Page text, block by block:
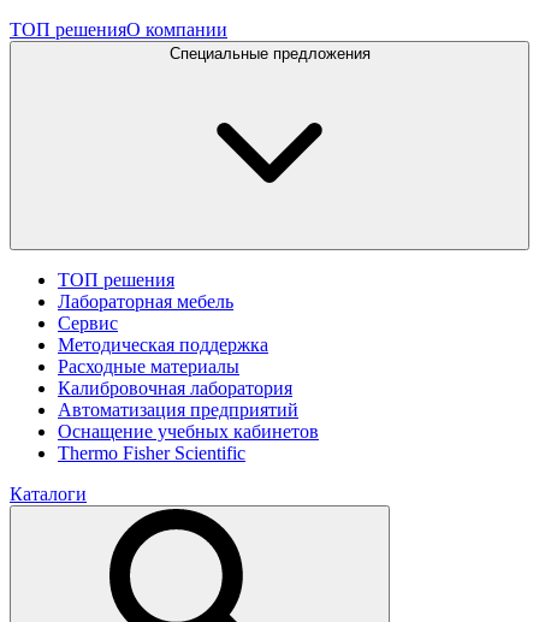
ТОП решенияО компании
Специальные предложения
ТОП решения
Лабораторная мебель
Сервис
Методическая поддержка
Расходные материалы
Калибровочная лаборатория
Автоматизация предприятий
Оснащение учебных кабинетов
Thermo Fisher Scientific
Каталоги